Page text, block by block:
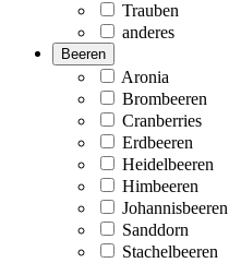
Trauben
anderes
Beeren
Aronia
Brombeeren
Cranberries
Erdbeeren
Heidelbeeren
Himbeeren
Johannisbeeren
Sanddorn
Stachelbeeren